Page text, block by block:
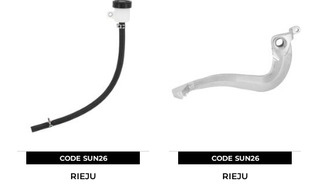
CODE SUN26
RIEJU
CODE SUN26
RIEJU